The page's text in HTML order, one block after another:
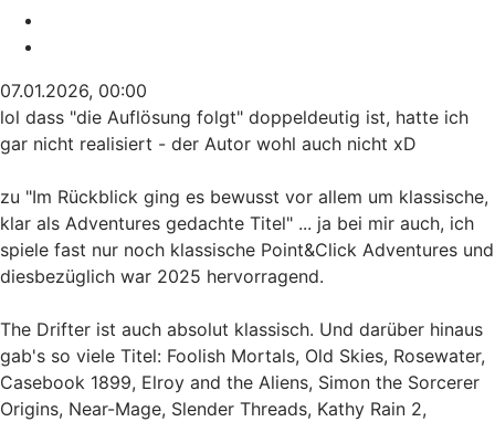
07.01.2026, 00:00
lol dass "die Auflösung folgt" doppeldeutig ist, hatte ich
gar nicht realisiert - der Autor wohl auch nicht xD
zu "Im Rückblick ging es bewusst vor allem um klassische,
klar als Adventures gedachte Titel" ... ja bei mir auch, ich
spiele fast nur noch klassische Point&Click Adventures und
diesbezüglich war 2025 hervorragend.
The Drifter ist auch absolut klassisch. Und darüber hinaus
gab's so viele Titel: Foolish Mortals, Old Skies, Rosewater,
Casebook 1899, Elroy and the Aliens, Simon the Sorcerer
Origins, Near-Mage, Slender Threads, Kathy Rain 2,